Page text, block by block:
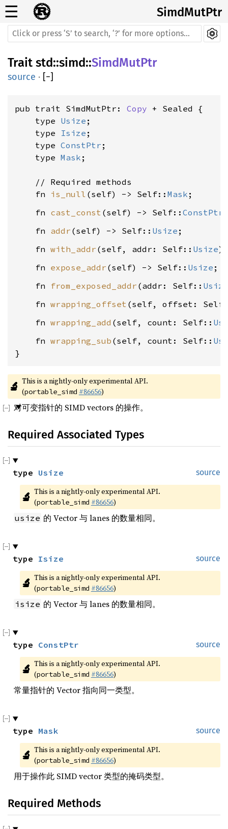
☰ SimdMutPtr
Trait std::simd::SimdMutPtr
source · [−]
pub trait SimdMutPtr: Copy + Sealed {
    type
Usize ;
    type
Isize ;
    type
ConstPtr ;
    type
Mask ;
    // Required methods
    fn
is_null (self) -> Self:: Mask
    fn
cast_const (self) -> Self:: ConstPtr
    fn
addr (self) -> Self:: Usize
    fn
with_addr (self, addr: Self:: Usize
    fn
expose_addr (self) -> Self:: Usize
    fn
from_exposed_addr (addr: Self:: Usize
    fn
wrapping_offset (self, offset:
    fn
wrapping_add (self, count: Self::
    fn
wrapping_sub (self, count: Self::
}
🔬 This is a nightly-only experimental API.
(portable_simd #86656)
对可变指针的 SIMD vectors 的操作。
Required Associated Types
source
type Usize
🔬 This is a nightly-only experimental API.
(portable_simd #86656)
usize 的 Vector 与 lanes 的数量相同。
source
type Isize
🔬 This is a nightly-only experimental API.
(portable_simd #86656)
isize 的 Vector 与 lanes 的数量相同。
source
type ConstPtr
🔬 This is a nightly-only experimental API.
(portable_simd #86656)
常量指针的 Vector 指向同一类型。
source
type Mask
🔬 This is a nightly-only experimental API.
(portable_simd #86656)
用于操作此 SIMD vector 类型的掩码类型。
Required Methods